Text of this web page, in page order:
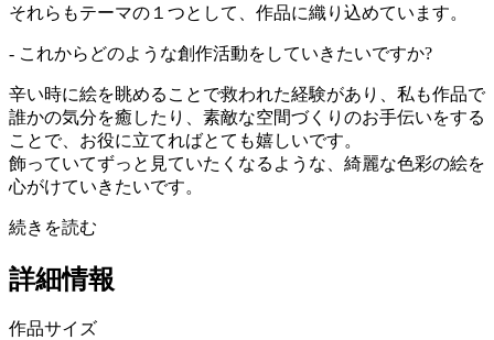
それらもテーマの１つとして、作品に織り込めています。
- これからどのような創作活動をしていきたいですか?
辛い時に絵を眺めることで救われた経験があり、私も作品で
誰かの気分を癒したり、素敵な空間づくりのお手伝いをする
ことで、お役に立てればとても嬉しいです。
飾っていてずっと見ていたくなるような、綺麗な色彩の絵を
心がけていきたいです。
続きを読む
詳細情報
作品サイズ